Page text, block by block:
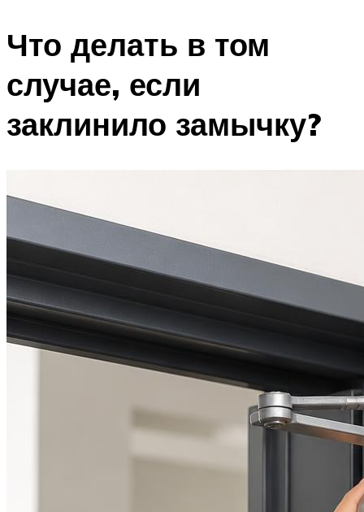
Что делать в том
случае, если
заклинило замычку?